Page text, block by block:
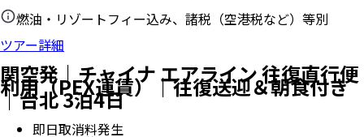
燃油・リゾートフィー込み、諸税（空港税など）等別
ツアー詳細
関空発｜チャイナ エアライン 往復直行便
利用（PEX運賃）｜往復送迎＆朝食付き
｜台北 3泊4日
即日取消料発生